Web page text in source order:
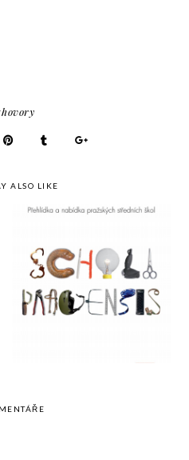
ALSO LIKE
Jak se rodí talent - Alice
Štemberová